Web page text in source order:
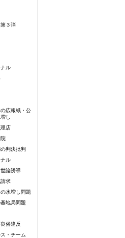
３弾
ル
広報紙・公
し
店
判決批判
ル
論誘導
求
水増し問題
地局問題
俗違反
・チーム